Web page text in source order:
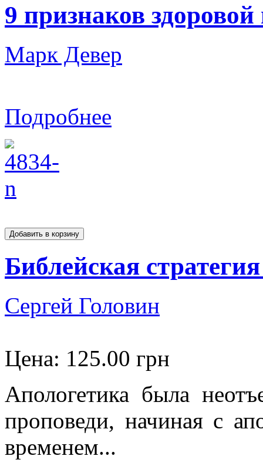
9 признаков
Марк Девер
Подробнее
Библейская
Сергей Головин
Цена: 125.00 грн
Апологетика была
проповеди, начиная с
временем...